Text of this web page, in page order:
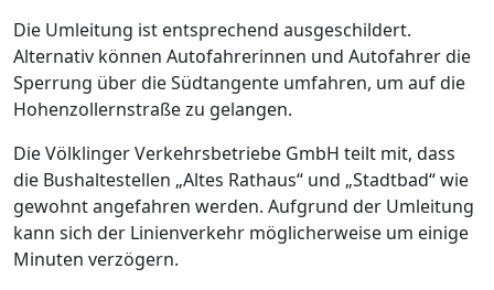
Die Umleitung ist entsprechend ausgeschildert.
Alternativ können Autofahrerinnen und Autofahrer die
Sperrung über die Südtangente umfahren, um auf die
Hohenzollernstraße zu gelangen.
Die Völklinger Verkehrsbetriebe GmbH teilt mit, dass
die Bushaltestellen „Altes Rathaus“ und „Stadtbad“ wie
gewohnt angefahren werden. Aufgrund der Umleitung
kann sich der Linienverkehr möglicherweise um einige
Minuten verzögern.